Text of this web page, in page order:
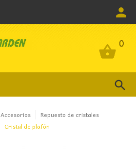
0
0
Accesorios
Repuesto de cristales
Cristal de plafón